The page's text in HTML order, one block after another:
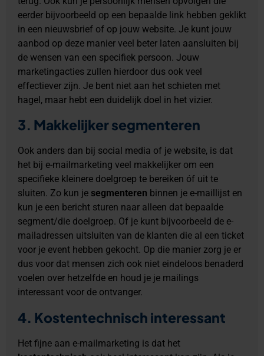
eerder bijvoorbeeld op een bepaalde link hebben geklikt
in een nieuwsbrief of op jouw website. Je kunt jouw
aanbod op deze manier veel beter laten aansluiten bij
de wensen van een specifiek persoon. Jouw
marketingacties zullen hierdoor dus ook veel
effectiever zijn. Je bent niet aan het schieten met
hagel, maar hebt een duidelijk doel in het vizier.
3. Makkelijker segmenteren
Ook anders dan bij social media of je website, is dat
het bij e-mailmarketing veel makkelijker om een
specifieke kleinere doelgroep te bereiken óf uit te
sluiten. Zo kun je segmenteren binnen je e-maillijst en
kun je een bericht sturen naar alleen dat bepaalde
segment/die doelgroep. Of je kunt bijvoorbeeld de e-
mailadressen uitsluiten van de klanten die al een ticket
voor je event hebben gekocht. Op die manier zorg je er
dus voor dat mensen zich ook niet eindeloos benaderd
voelen over hetzelfde en houd je je mailings
interessant voor de ontvanger.
4. Kostentechnisch interessant
Het fijne aan e-mailmarketing is dat het